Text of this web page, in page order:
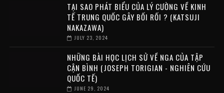
TẠI SAO PHÁT BIỂU CỦA LÝ CƯỜNG VỀ KINH
TẾ TRUNG QUỐC GÂY BỐI RỐI ? (KATSUJI
NAKAZAWA)
JULY 23, 2024
NHỮNG BÀI HỌC LỊCH SỬ VỀ NGA CỦA TẬP
CẬN BÌNH (JOSEPH TORIGIAN - NGHIÊN CỨU
QUỐC TẾ)
JUNE 29, 2024